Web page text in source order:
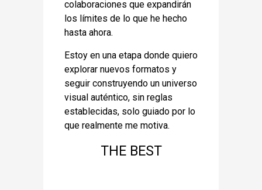
colaboraciones que expandirán
los límites de lo que he hecho
hasta ahora.
Estoy en una etapa donde quiero
explorar nuevos formatos y
seguir construyendo un universo
visual auténtico, sin reglas
establecidas, solo guiado por lo
que realmente me motiva.
THE BEST